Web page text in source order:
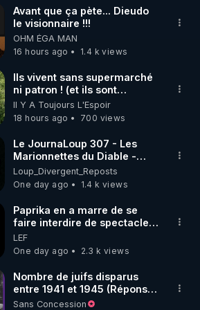
l’application de méditation et
:
https://www.envol.app/code
profondément ému ; j’en ai
parlé à plusieurs reprises
dans mes écrits et mes
vidéos. En 2026, avec ma
enquêté. Nos recherches
nous ont mené au cimetière
de Montmartin-sur-Mer où
nous avons finalement
famille Fatout. En
l’examinant avec minutie
(car les noms sont
difficilement lisibles), nous
avons découvert
qu’Alexandre Caillet avait
commis une erreur : la jeune
fille retrouvée vivante, c’était
Christiane. Elle était restée
enfermée cinq jours avec sa
Cinq jours dans une cave en
compagnie de trois
cadavres, sans savoir si l’on
Avant que ça pète... Dieudo
le visionnaire !!!
OHM ÉGA MAN
16 hours ago
1.4 k views
Ils vivent sans supermarché
ni patron ! (et ils sont
heureux)
Il Y A Toujours L'Espoir
18 hours ago
700 views
Le JournaLoup 307 - Les
Marionnettes du Diable -
Loup Divergent 2026.08.07
Loup_Divergent_Reposts
One day ago
1.4 k views
Paprika en a marre de se
faire interdire de spectacle.
Elle décide donc de devenir
DJ !
LEF
One day ago
2.3 k views
Nombre de juifs disparus
entre 1941 et 1945 (Réponse
à mes accusateurs)
Sans Concession